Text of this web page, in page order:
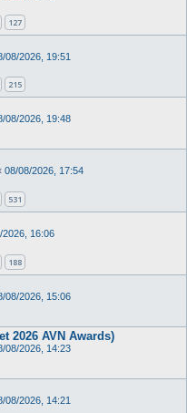
127
08/2026, 19:51
215
08/2026, 19:48
08/08/2026, 17:54
531
2026, 16:06
188
08/2026, 15:06
2026 AVN Awards)
08/2026, 14:23
08/2026, 14:21